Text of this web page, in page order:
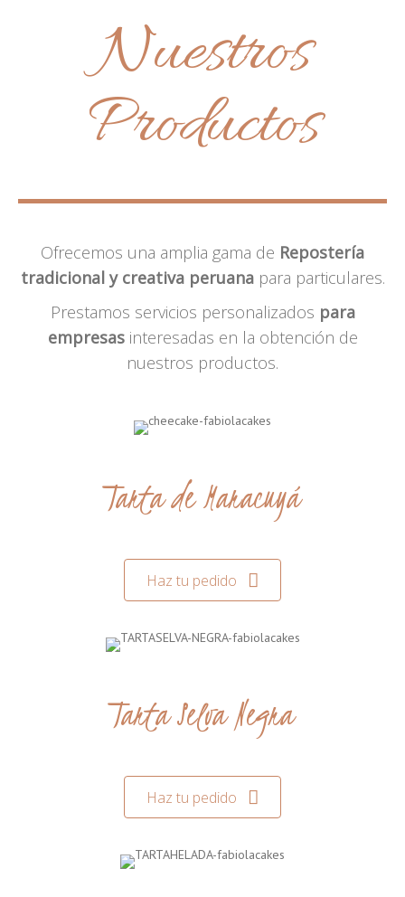
Nuestros
Productos
Ofrecemos una amplia gama de Repostería
tradicional y creativa peruanapara particulares.
Prestamos servicios personalizados para
empresasinteresadas en la obtención de
nuestros productos.
Tarta de Maracuyá
Haz tu pedido
Tarta Selva Negra
Haz tu pedido